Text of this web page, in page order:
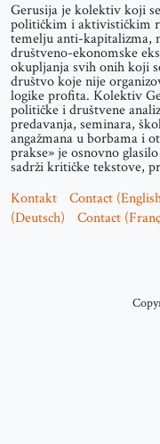
Gerusija je kolektiv koji
političkim i aktivističkim
temelju anti-kapitalizma,
društveno-ekonomske
okupljanja svih onih koji
društvo koje nije
logike profita. Kolektiv
političke i društvene
predavanja, seminara,
angažmana u borbama i
prakse» je osnovno
sadrži kritičke tekstove,
Kontakt
Contact
(Deutsch)
Contact